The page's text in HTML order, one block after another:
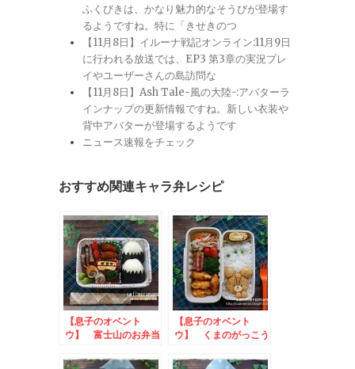
ふくびきは、かなり魅力的なそうびが登場す
るようですね。特に「きせきのつ
【11月8日】イルーナ戦記オンライン:11月9日
に行われる放送では、EP3 第3章の実況プレ
イやユーザーさんの島訪問な
【11月8日】Ash Tale-風の大陸-:アバターラ
インナップの更新情報ですね。新しい衣装や
背中アバターが登場するようです
ニュース速報をチェック
おすすめ関連キャラ弁レシピ
【息子のオベント
ウ】 富士山のお弁当
【息子のオベント
ウ】 くまのがっこう